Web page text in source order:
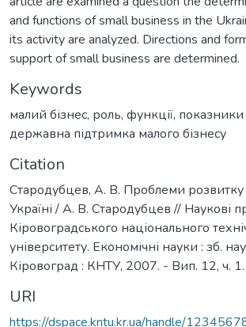
and functions of small business in the
its activity are analyzed. Directions and
support of small business are determined.
Keywords
малий бізнес, роль, функції, показники
державна підтримка малого бізнесу
Citation
Стародубцев, А. В. Проблеми розвитку
Україні / А. В. Стародубцев // Наукові
Кіровоградського національного
університету. Економічні науки : зб.
Кіровоград : КНТУ, 2007. - Вип. 12, ч.
URI
https://dspace.kntu.kr.ua/handle/